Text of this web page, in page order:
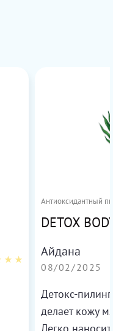
Антиоксидантный
DETOX
Айдана
08/02/2025
Детокс-
делает кожу